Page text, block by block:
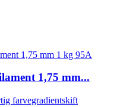
1,75 mm...